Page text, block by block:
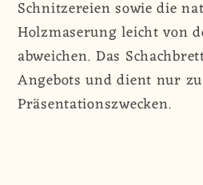
Schnitzereien sowie die
Holzmaserung leicht von
abweichen. Das
Angebots und dient nur zu
Präsentationszwecken.